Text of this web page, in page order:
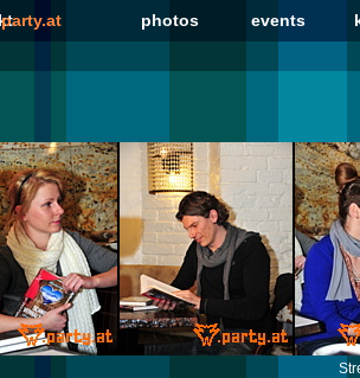
party.at photos events